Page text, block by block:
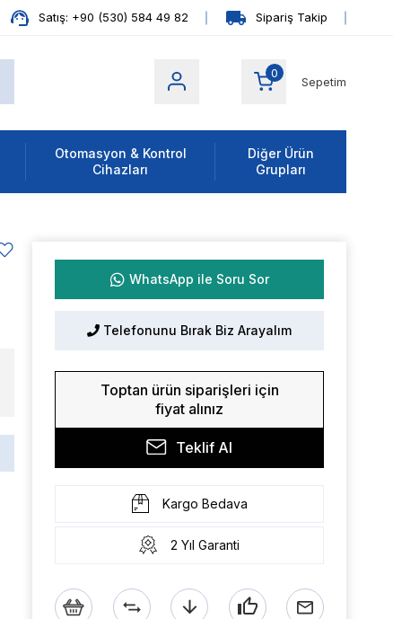
Satış: +90 (530) 584 49 82 Sipariş Takip
Sepetim
0
Otomasyon & Kontrol
Cihazları
Diğer Ürün
Grupları
WhatsApp ile Soru Sor
Telefonunu Bırak Biz Arayalım
Toptan ürün siparişleri için
fiyat alınız
Teklif Al
Kargo Bedava
2 Yıl Garanti